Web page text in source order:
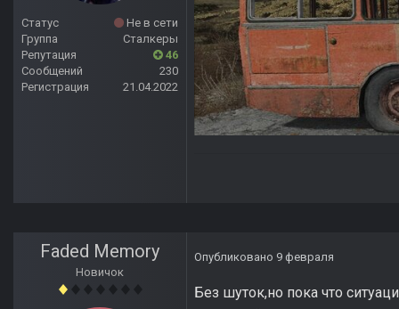
Статус
Не в сети
Группа
Сталкеры
Репутация
46
Сообщений
230
Регистрация
21.04.2022
Faded Memory
Новичок
Опубликовано 9 февраля
Без шуток,но пока что